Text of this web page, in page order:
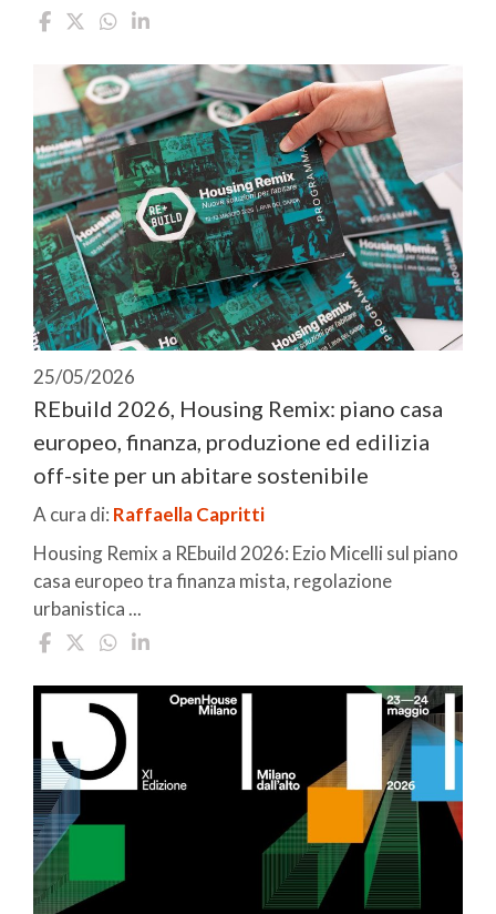
25/05/2026
REbuild 2026, Housing Remix: piano casa
europeo, finanza, produzione ed edilizia
off-site per un abitare sostenibile
A cura di: Raffaella Capritti
Housing Remix a REbuild 2026: Ezio Micelli sul piano
casa europeo tra finanza mista, regolazione
urbanistica ...